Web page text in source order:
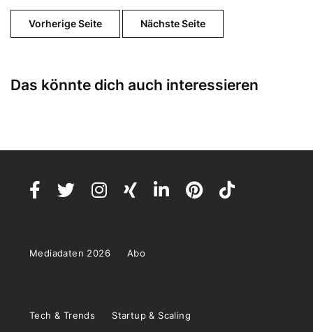
Vorherige Seite Nächste Seite
Das könnte dich auch interessieren
Mediadaten 2026 Abo
Tech & Trends Startup & Scaling